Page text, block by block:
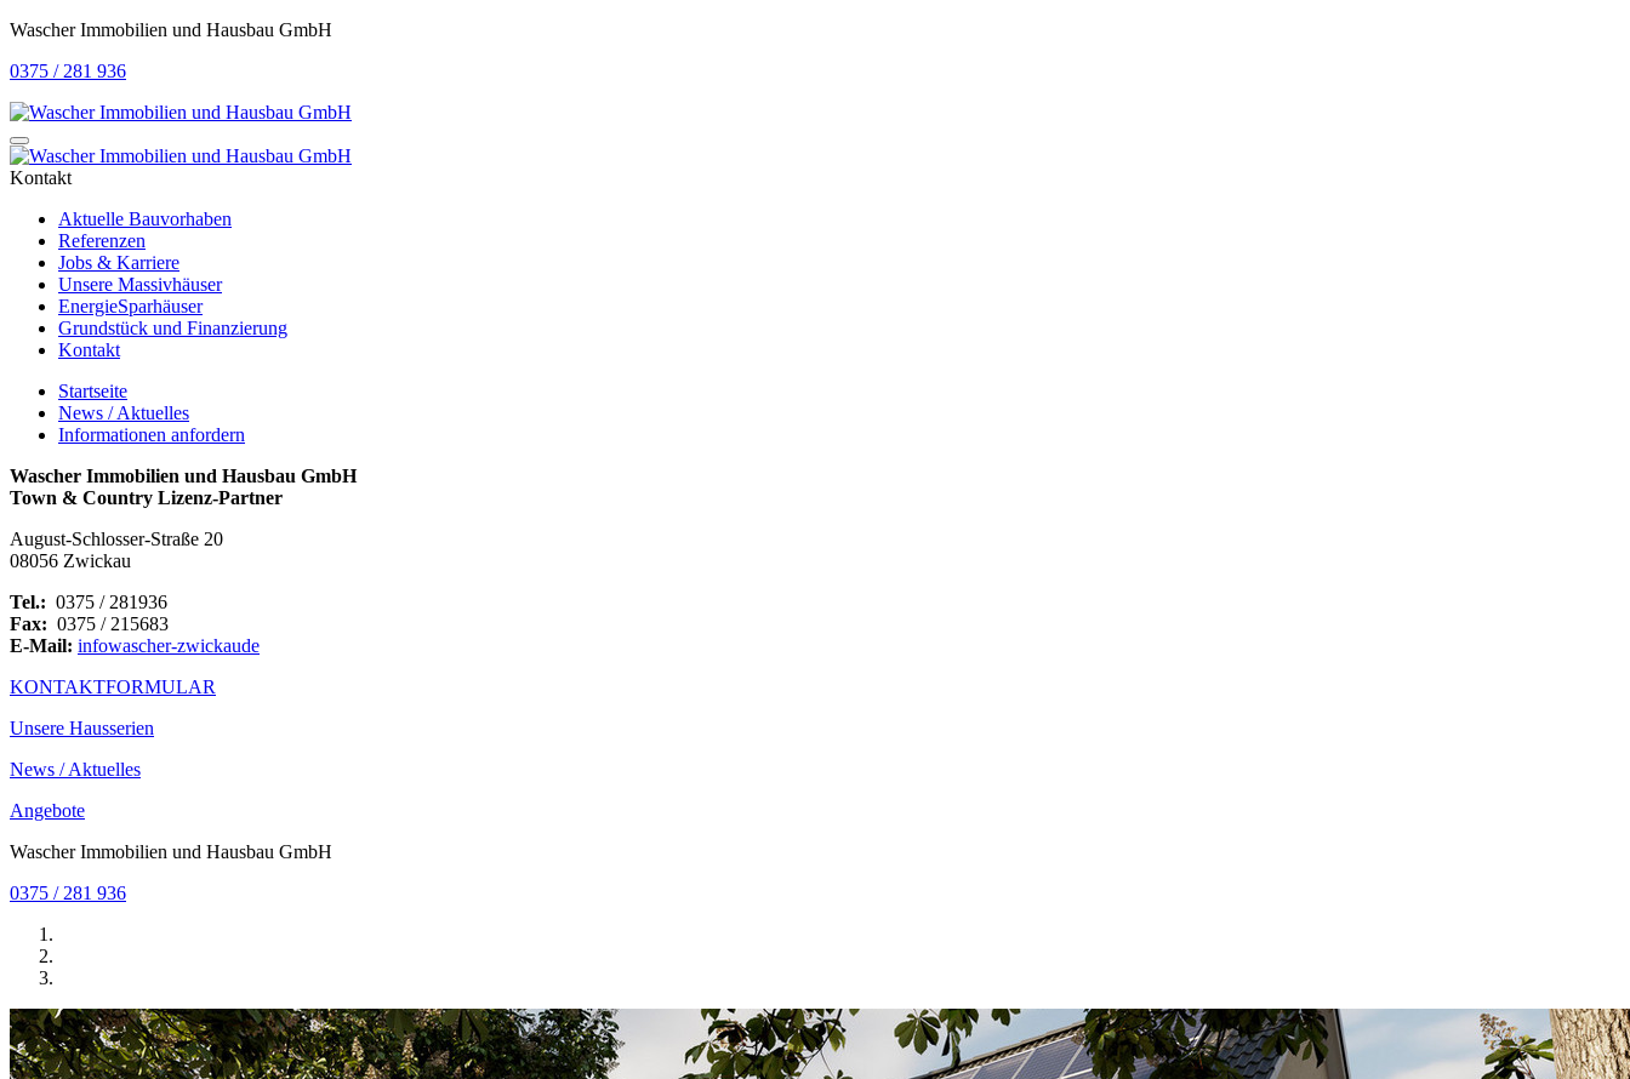
Wascher Immobilien und Hausbau GmbH
0375 / 281 936
Kontakt
Aktuelle Bauvorhaben
Referenzen
Jobs & Karriere
Unsere Massivhäuser
EnergieSparhäuser
Grundstück und Finanzierung
Kontakt
Startseite
News / Aktuelles
Informationen anfordern
Wascher Immobilien und Hausbau GmbH
Town & Country Lizenz-Partner
August-Schlosser-Straße 20
08056 Zwickau
Tel.: 0375 / 281936
Fax: 0375 / 215683
E-Mail: infowascher-zwickaude
KONTAKTFORMULAR
Unsere Hausserien
News / Aktuelles
Angebote
Wascher Immobilien und Hausbau GmbH
0375 / 281 936